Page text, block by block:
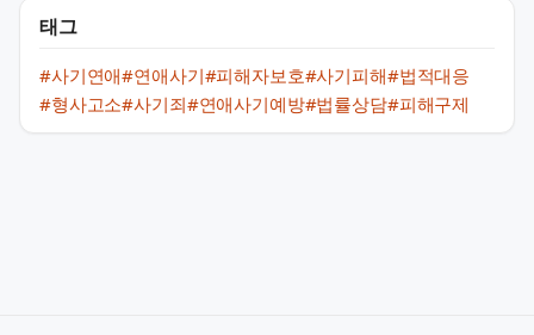
태그
#사기연애#연애사기#피해자보호#사기피해#법적대응
#형사고소#사기죄#연애사기예방#법률상담#피해구제